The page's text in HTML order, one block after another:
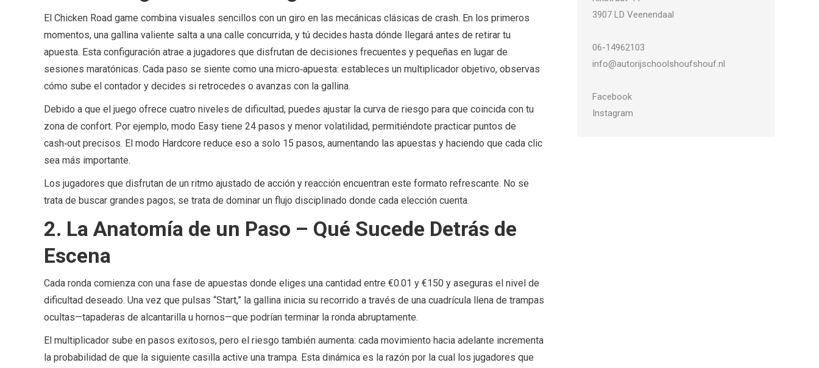
El Chicken Road game combina visuales sencillos con un giro en las mecánicas clásicas de crash. En los primeros
momentos, una gallina valiente salta a una calle concurrida, y tú decides hasta dónde llegará antes de retirar tu
apuesta. Esta configuración atrae a jugadores que disfrutan de decisiones frecuentes y pequeñas en lugar de
sesiones maratónicas. Cada paso se siente como una micro‑apuesta: estableces un multiplicador objetivo, observas
cómo sube el contador y decides si retrocedes o avanzas con la gallina.
Debido a que el juego ofrece cuatro niveles de dificultad, puedes ajustar la curva de riesgo para que coincida con tu
zona de confort. Por ejemplo, modo Easy tiene 24 pasos y menor volatilidad, permitiéndote practicar puntos de
cash‑out precisos. El modo Hardcore reduce eso a solo 15 pasos, aumentando las apuestas y haciendo que cada clic
sea más importante.
Los jugadores que disfrutan de un ritmo ajustado de acción y reacción encuentran este formato refrescante. No se
trata de buscar grandes pagos; se trata de dominar un flujo disciplinado donde cada elección cuenta.
2. La Anatomía de un Paso – Qué Sucede Detrás de
Escena
Cada ronda comienza con una fase de apuestas donde eliges una cantidad entre €0.01 y €150 y aseguras el nivel de
dificultad deseado. Una vez que pulsas “Start,” la gallina inicia su recorrido a través de una cuadrícula llena de trampas
ocultas—tapaderas de alcantarilla u hornos—que podrían terminar la ronda abruptamente.
El multiplicador sube en pasos exitosos, pero el riesgo también aumenta: cada movimiento hacia adelante incrementa
la probabilidad de que la siguiente casilla active una trampa. Esta dinámica es la razón por la cual los jugadores que
3907 LD Veenendaal
06-14962103
info@autorijschoolshoufshouf.nl
Facebook
Instagram